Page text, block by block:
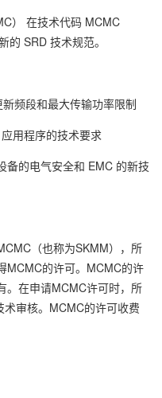
） 在技术代码 MCMC
SRD 技术规范。
频段和最大传输功率限制
用程序的技术要求
备的电气安全和 EMC 的新技
（也称为SKMM），所
MCMC的许可。MCMC的许
。在申请MCMC许可时，所
审核。MCMC的许可收费